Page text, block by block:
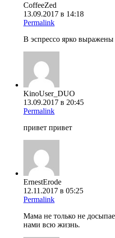
CoffeeZed
13.09.2017 в 14:18
Permalink
В эспрессо ярко выражены
KinoUser_DUO
13.09.2017 в 20:45
Permalink
привет привет
ErnestErode
12.11.2017 в 05:25
Permalink
Мама не только не
нами всю жизнь.